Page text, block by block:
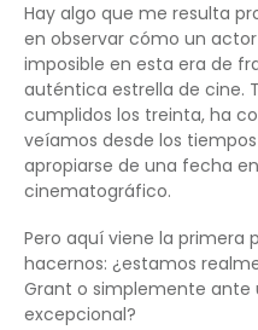
Hay algo que me resulta
en observar cómo un
imposible en esta era de
auténtica estrella de cine.
cumplidos los treinta, ha
veíamos desde los
apropiarse de una fecha
cinematográfico.
Pero aquí viene la primera
hacernos: ¿estamos
Grant o simplemente
excepcional?